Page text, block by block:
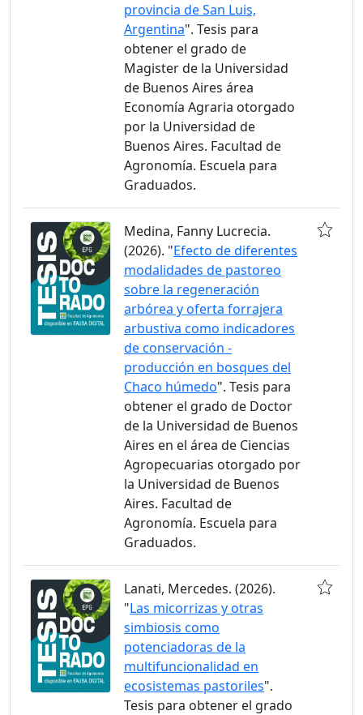
provincia de San Luis,
Argentina". Tesis para
obtener el grado de
Magister de la Universidad
de Buenos Aires área
Economía Agraria otorgado
por la Universidad de
Buenos Aires. Facultad de
Agronomía. Escuela para
Graduados.
Medina, Fanny Lucrecia.
(2026). "Efecto de diferentes
modalidades de pastoreo
sobre la regeneración
arbórea y oferta forrajera
arbustiva como indicadores
de conservación -
producción en bosques del
Chaco húmedo". Tesis para
obtener el grado de Doctor
de la Universidad de Buenos
Aires en el área de Ciencias
Agropecuarias otorgado por
la Universidad de Buenos
Aires. Facultad de
Agronomía. Escuela para
Graduados.
Lanati, Mercedes. (2026).
"Las micorrizas y otras
simbiosis como
potenciadoras de la
multifuncionalidad en
ecosistemas pastoriles".
Tesis para obtener el grado